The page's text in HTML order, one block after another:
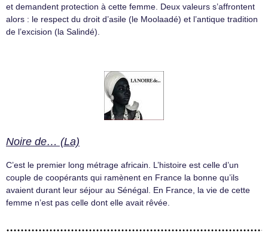
et demandent protection à cette femme. Deux valeurs s’affrontent
alors : le respect du droit d’asile (le Moolaadé) et l’antique tradition
de l’excision (la Salindé).
Noire de… (La)
C’est le premier long métrage africain. L’histoire est celle d’un
couple de coopérants qui ramènent en France la bonne qu’ils
avaient durant leur séjour au Sénégal. En France, la vie de cette
femme n’est pas celle dont elle avait rêvée.